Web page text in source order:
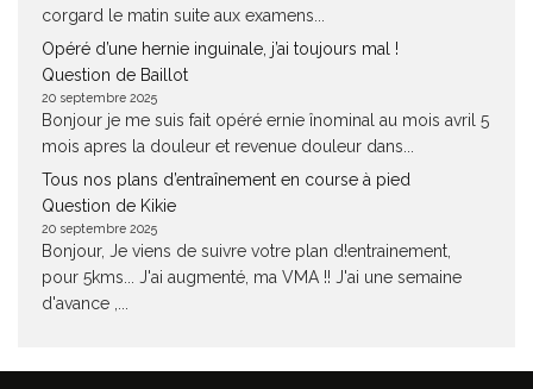
corgard le matin suite aux examens...
Opéré d’une hernie inguinale, j’ai toujours mal !
Question de Baillot
20 septembre 2025
Bonjour je me suis fait opéré ernie înominal au mois avril 5
mois apres la douleur et revenue douleur dans...
Tous nos plans d’entraînement en course à pied
Question de Kikie
20 septembre 2025
Bonjour, Je viens de suivre votre plan d!entrainement,
pour 5kms... J'ai augmenté, ma VMA !! J'ai une semaine
d'avance ,...